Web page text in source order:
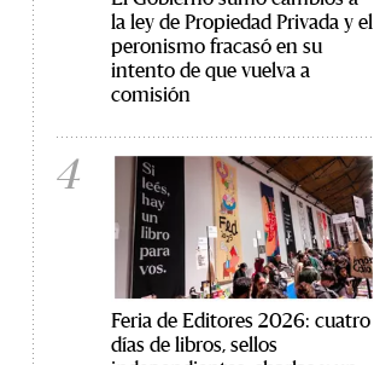
la ley de Propiedad Privada y el
peronismo fracasó en su
intento de que vuelva a
comisión
4
Feria de Editores 2026: cuatro
días de libros, sellos